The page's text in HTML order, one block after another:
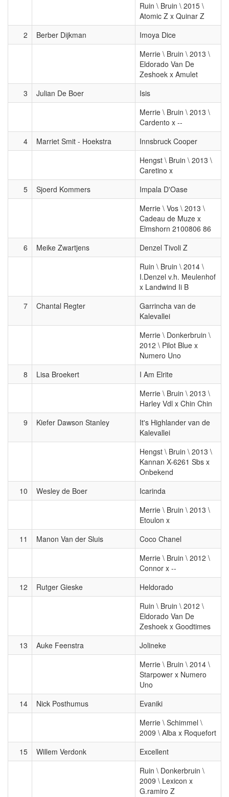
Ruin \ Bruin \ 2015 \
Atomic Z x Quinar Z
2
Berber Dijkman
Imoya Dice
Merrie \ Bruin \ 2013 \
Eldorado Van De
Zeshoek x Amulet
3
Julian De Boer
Isis
Merrie \ Bruin \ 2013 \
Cardento x --
4
Marriet Smit - Hoekstra
Innsbruck Cooper
Hengst \ Bruin \ 2013 \
Caretino x
5
Sjoerd Kommers
Impala D'Oase
Merrie \ Vos \ 2013 \
Cadeau de Muze x
Elmshorn 2100806 86
6
Meike Zwartjens
Denzel Tivoli Z
Ruin \ Bruin \ 2014 \
I.Denzel v.h. Meulenhof
x Landwind Ii B
7
Chantal Regter
Garrincha van de
Kalevallei
Merrie \ Donkerbruin \
2012 \ Pilot Blue x
Numero Uno
8
Lisa Broekert
I Am Elrite
Merrie \ Bruin \ 2013 \
Harley Vdl x Chin Chin
9
Kiefer Dawson Stanley
It's Highlander van de
Kalevallei
Hengst \ Bruin \ 2013 \
Kannan X-6261 Sbs x
Onbekend
10
Wesley de Boer
Icarinda
Merrie \ Bruin \ 2013 \
Etoulon x
11
Manon Van der Sluis
Coco Chanel
Merrie \ Bruin \ 2012 \
Connor x --
12
Rutger Gieske
Heldorado
Ruin \ Bruin \ 2012 \
Eldorado Van De
Zeshoek x Goodtimes
13
Auke Feenstra
Jolineke
Merrie \ Bruin \ 2014 \
Starpower x Numero
Uno
14
Nick Posthumus
Evaniki
Merrie \ Schimmel \
2009 \ Alba x Roquefort
15
Willem Verdonk
Excellent
Ruin \ Donkerbruin \
2009 \ Lexicon x
G.ramiro Z